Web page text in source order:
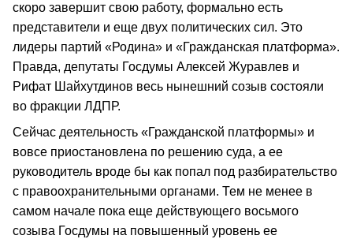
скоро завершит свою работу, формально есть
представители и еще двух политических сил. Это
лидеры партий «Родина» и «Гражданская платформа».
Правда, депутаты Госдумы Алексей Журавлев и
Рифат Шайхутдинов весь нынешний созыв состояли
во фракции ЛДПР.
Сейчас деятельность «Гражданской платформы» и
вовсе приостановлена по решению суда, а ее
руководитель вроде бы как попал под разбирательство
с правоохранительными органами. Тем не менее в
самом начале пока еще действующего восьмого
созыва Госдумы на повышенный уровень ее